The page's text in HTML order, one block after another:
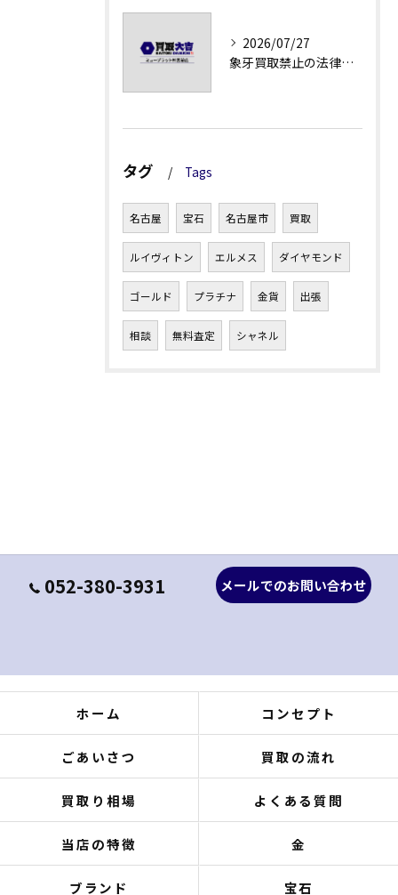
2026/07/27
象牙買取禁止の法律と背景解説
タグ Tags
名古屋 宝石 名古屋市 買取
ルイヴィトン エルメス ダイヤモンド
ゴールド プラチナ 金貨 出張
相談 無料査定 シャネル
052-380-3931 メールでのお問い合わせ
ホーム コンセプト
ごあいさつ 買取の流れ
買取り相場 よくある質問
当店の特徴 金
ブランド 宝石